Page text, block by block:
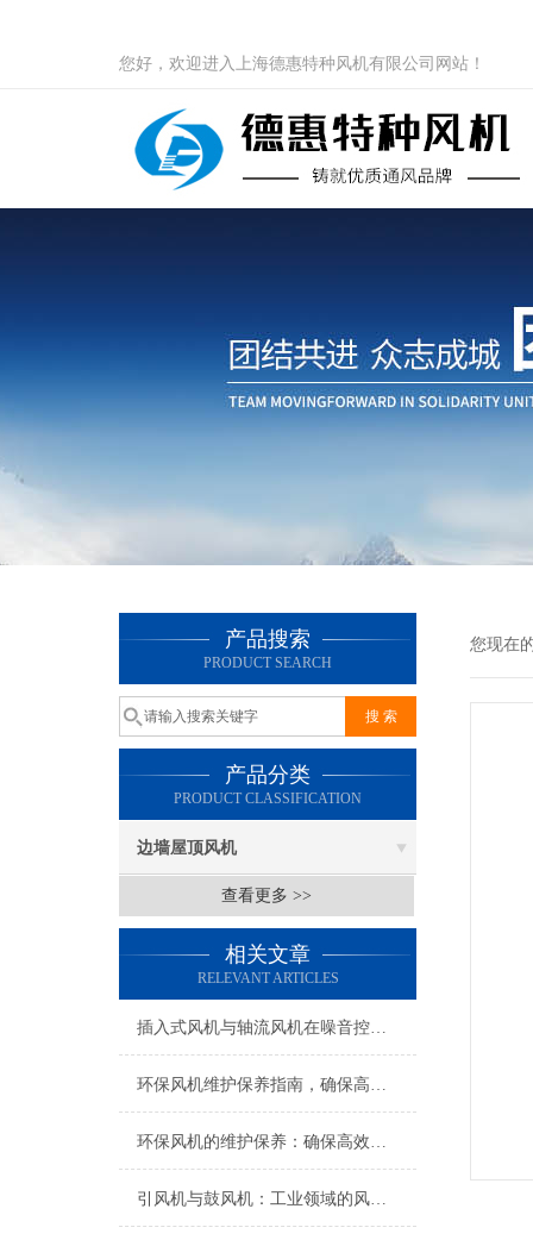
您好，欢迎进入上海德惠特种风机有限公司网站！
产品搜索
PRODUCT SEARCH
产品分类
PRODUCT CLASSIFICATION
边墙屋顶风机
查看更多 >>
相关文章
RELEVANT ARTICLES
插入式风机与轴流风机在噪音控制上有何差异？
环保风机维护保养指南，确保高效稳定运行
环保风机的维护保养：确保高效运行的关键
引风机与鼓风机：工业领域的风动双子星
您现在